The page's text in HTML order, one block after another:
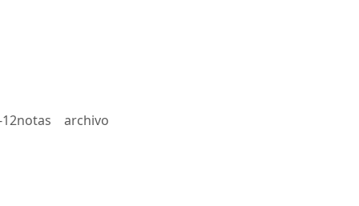
12notas archivo